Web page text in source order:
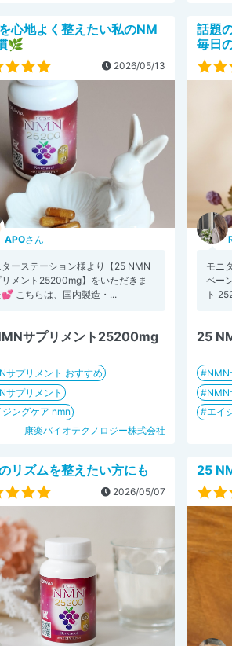
心地よく整えたい私のNM
🌿
2026/05/13
APOさん
ーステーション様より【25 NMN
メント25200mg】をいただきま
こちらは、国内製造・...
サプリメント25200mg
サプリメント おすすめ
サプリメント
ングケア nmn
康楽バイオテクノロジー株式会社
話題
毎日
モニ
ペー
ト
25
NMN
NMN
エイ
リズムを整えたい方にも
2026/05/07
25